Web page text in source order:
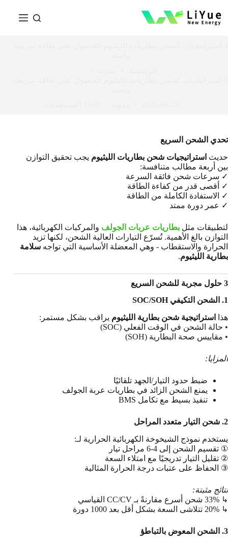
过
تحدي الشحن السريع
حديث استراتيجيات شحن بطاريات الليثيوم يجب تحقيق التوازن
بين أربعة مطالب متنافسة:
✓ سرعات شحن فائقة السرعة
✓ أقصى قدر من كفاءة الطاقة
✓ الاستفادة الكاملة من الطاقة
✓ عمر دورة ممتد
لتطبيقات مثل بطاريات عربات الجولف والمركبات الكهربائية، هذا
التوازن بالغ الأهمية. تُسرّع التيارات العالية الشحن، لكنها تزيد
الحرارة والاستقطاب - وهي المعضلة الأساسية التي تواجه سلامة
بطارية الليثيوم.
3 حلول مجربة للشحن السريع
1. الشحن التكيفي SOC/SOH
هذا
استراتيجية شحن بطارية الليثيوم يراقب بشكل مستمر:
• حالة الشحن في الوقت الفعلي (SOC)
• مقاييس صحة البطارية (SOH)
المزايا:
ضبط حدود التيار/الجهد تلقائيًا
يمنع الشحن الزائد في بطاريات عربة الجولف
تنفيذ بسيط مع تكامل BMS
2. شحن التيار متعدد المراحل
يستخدم نموذج الشيخوخة الكهربائية الحرارية لـ:
① تقسيم الشحن إلى 4-6 مراحل تيار
② تقليل التيار تدريجيًا مع امتلاء السعة
③ الحفاظ على عتبات درجة الحرارة المثالية
نتائج مثبتة:
↳ 33% شحن أسرع مقارنةً بـ CC/CV القياسي
↳ 20% تتلاشى السعة بشكل أقل بعد 1000 دورة
3. الشحن المعوض بالتباطؤ